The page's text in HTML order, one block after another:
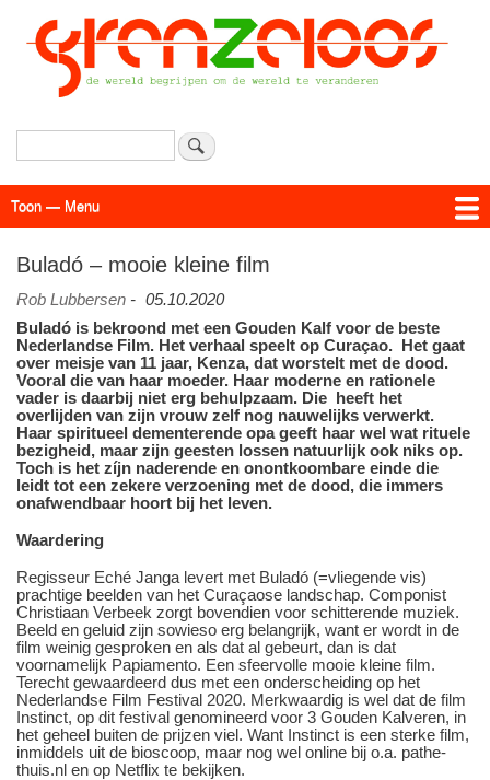
Overslaan
en
naar
de
Zoeken
Menu
Toon — Menu
Buladó – mooie kleine film
Rob Lubbersen - 05.10.2020
Buladó is bekroond met een Gouden Kalf voor de beste
Nederlandse Film. Het verhaal speelt op Curaçao. Het gaat
over meisje van 11 jaar, Kenza, dat worstelt met de dood.
Vooral die van haar moeder. Haar moderne en rationele
vader is daarbij niet erg behulpzaam. Die heeft het
overlijden van zijn vrouw zelf nog nauwelijks verwerkt.
Haar spiritueel dementerende opa geeft haar wel wat rituele
bezigheid, maar zijn geesten lossen natuurlijk ook niks op.
Toch is het zíjn naderende en onontkoombare einde die
leidt tot een zekere verzoening met de dood, die immers
onafwendbaar hoort bij het leven.
Waardering
Regisseur Eché Janga levert met Buladó (=vliegende vis)
prachtige beelden van het Curaçaose landschap. Componist
Christiaan Verbeek zorgt bovendien voor schitterende muziek.
Beeld en geluid zijn sowieso erg belangrijk, want er wordt in de
film weinig gesproken en als dat al gebeurt, dan is dat
voornamelijk Papiamento. Een sfeervolle mooie kleine film.
Terecht gewaardeerd dus met een onderscheiding op het
Nederlandse Film Festival 2020. Merkwaardig is wel dat de film
Instinct, op dit festival genomineerd voor 3 Gouden Kalveren, in
het geheel buiten de prijzen viel. Want Instinct is een sterke film,
inmiddels uit de bioscoop, maar nog wel online bij o.a. pathe-
thuis.nl en op Netflix te bekijken.